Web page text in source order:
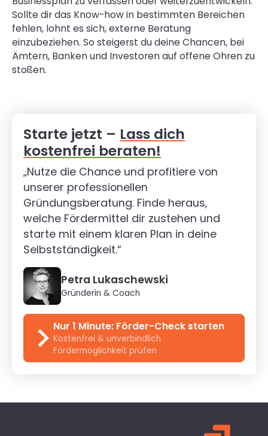
Sollte dir das Know-how in bestimmten Bereichen
fehlen, lohnt es sich, externe Beratung
einzubeziehen. So steigerst du deine Chancen, bei
Ämtern, Banken und Investoren auf offene Ohren zu
stoßen.
Starte jetzt – Lass dich
kostenfrei beraten!
„Nutze die Chance und profitiere von
unserer professionellen
Gründungsberatung. Finde heraus,
welche Fördermittel dir zustehen und
starte mit einem klaren Plan in deine
Selbstständigkeit.“
Petra Lukaschewski
Gründerin & Coach
Nur 1 Minute: Förder-Check starten
Kostenfrei & unverbindlich
Fördermöglichkeit prüfen